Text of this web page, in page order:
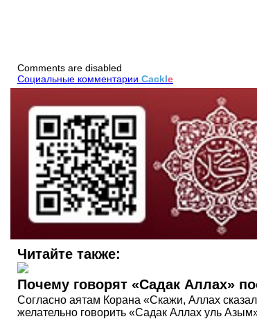
Comments are disabled
Социальные комментарии Cackle
Читайте также:
Почему говорят «Садак Аллах»
Согласно аятам Корана «Скажи, Аллах
желательно говорить «Садак Аллах уль